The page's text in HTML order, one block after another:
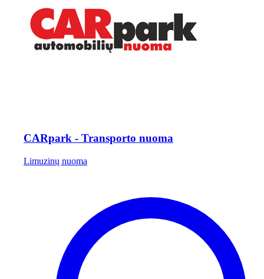
CARpark - Transporto nuoma
Limuzinų nuoma